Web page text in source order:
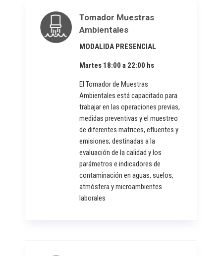
Tomador Muestras
Ambientales
MODALIDA PRESENCIAL
Martes 18:00 a 22:00 hs
El Tomador de Muestras
Ambientales está capacitado para
trabajar en las operaciones previas,
medidas preventivas y el muestreo
de diferentes matrices, efluentes y
emisiones; destinadas a la
evaluación de la calidad y los
parámetros e indicadores de
contaminación en aguas, suelos,
atmósfera y microambientes
laborales